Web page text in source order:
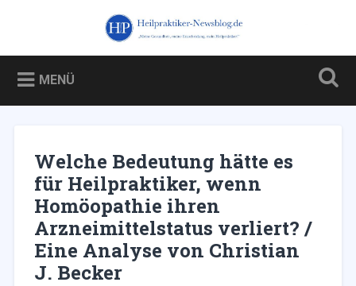
Heilpraktiker-Newsblog.de
Blog über und für Heilpraktiker – und über die Kampagne
gegen sie
MENÜ
Welche Bedeutung hätte es
für Heilpraktiker, wenn
Homöopathie ihren
Arzneimittelstatus verliert? /
Eine Analyse von Christian
J. Becker